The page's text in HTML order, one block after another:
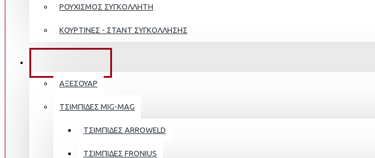
ΡΟΥΧΙΣΜΟΣ ΣΥΓΚΟΛΛΗΤΗ
ΚΟΥΡΤΙΝΕΣ - ΣΤΑΝΤ ΣΥΓΚΟΛΛΗΣΗΣ
ΑΞΕΣΟΥΑΡ
ΤΣΙΜΠΙΔΕΣ MIG-MAG
ΤΣΙΜΠΙΔΕΣ ARROWELD
ΤΣΙΜΠΙΔΕΣ FRONIUS